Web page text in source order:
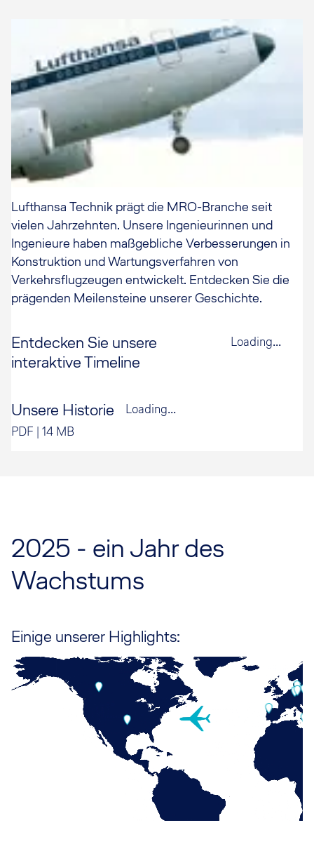
Lufthansa Technik prägt die MRO-Branche seit
vielen Jahrzehnten. Unsere Ingenieurinnen und
Ingenieure haben maßgebliche Verbesserungen in
Konstruktion und Wartungsverfahren von
Verkehrsflugzeugen entwickelt. Entdecken Sie die
prägenden Meilensteine unserer Geschichte.
Entdecken Sie unsere
interaktive Timeline
Loading...
Unsere Historie
PDF | 14 MB
Loading...
2025 - ein Jahr des
Wachstums
Einige unserer Highlights: